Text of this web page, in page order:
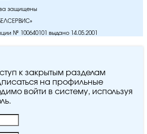
защищены
№ 100640101 выдано 14.05.2001
к закрытым разделам
на профильные
войти в систему, используя